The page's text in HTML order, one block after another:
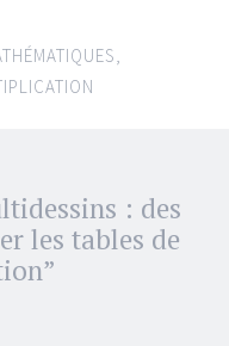
,
: des
les tables de
”